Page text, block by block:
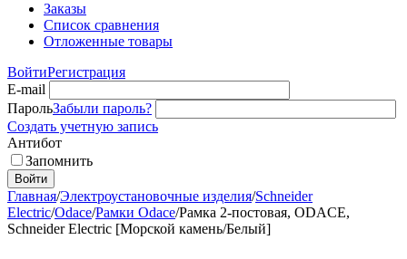
Заказы
Список сравнения
Отложенные товары
ВойтиРегистрация
E-mail
ПарольЗабыли пароль?
Создать учетную запись
Антибот
Запомнить
Войти
Главная/Электроустановочные изделия/Schneider
Electric/Odace/Рамки Odace/Рамка 2-постовая, ODACE,
Schneider Electric [Морской камень/Белый]